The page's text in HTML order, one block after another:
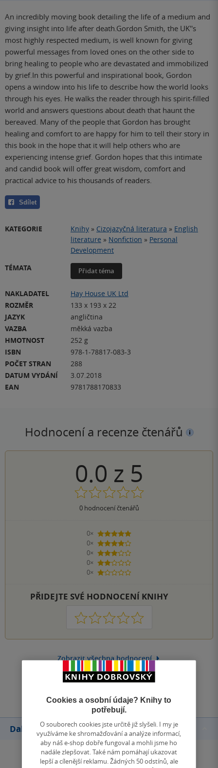
An incredibly moving book detailing the life of a medium and
giving insight into life after death.Gordon Smith, the UK''s
most highly respected medium, is well known for giving
powerful messages from loved ones on the other side to
bring healing to people who are devastated and immobilized
by grief.In this powerful and inspirational book, Gordon
opens a window into his life to describe how the world looks
through his eyes. He walks the reader through his spirit-filled
world and answers questions about death that haunt the
bereaved. Many of the people that Gordon has brought
healing and comfort to are happy for him to tell their story in
this book in the hope that it will help others who are
experiencing intense grief. Gordon hopes that this intimate
and candid book will offer great wisdom, comfort and
practical advice to his thousands of readers.
Sdílet
KATEGORIE Knihy » Cizojazyčná literatura » English
literature » Nonfiction » Personal
Development
TÉMATA
Přidat téma
NAKLADATEL
Hay House UK Ltd
ROZMĚR
133 x 193 x 22
JAZYK
angličtina
VAZBA
měkká vazba
HMOTNOST
252 g
ISBN
978-1-78817-083-3
POČET STRAN
288
DATUM VYDÁNÍ
3.07.2018
EAN
9781788170833
Hodnocení a recenze čtenářů
0.0 z 5
0hodnocení čtenářů
0×
5 hvězdiček
0×
4 hvězdičky
0×
3 hvězdičky
0×
2 hvězdičky
0×
1 hvezdička
PŘIDEJTE SVÉ HODNOCENÍ KNIHY
1 2 3 4 5
Zobrazit všechna hodnocení
Přidat hodnocení
Další knihy autora
Cookies a osobní údaje? Knihy to
potřebují.
O souborech cookies jste určitě již slyšeli. I my je
využíváme ke shromažďování a analýze informací,
aby náš e-shop dobře fungoval a mohli jsme ho
nadále zlepšovat. Také nám pomáhají ukazovat
lepší a cílenější reklamu. Žádných 50 odstínů, ale